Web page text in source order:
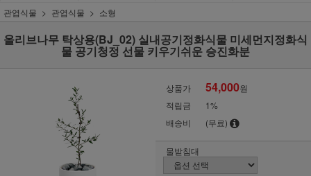
관엽식물 관엽식물 소형
올리브나무 탁상용(BJ_02) 실내공기정화식물 미세먼지정화식
물 공기청정 선물 키우기쉬운 승진화분
상품가 54,000원
적립금
1%
배송비
(무료)
물받침대